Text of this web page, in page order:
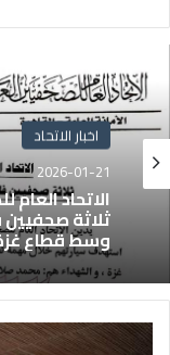
اخبار الاتحاد
2026-01-21
الاتحاد
ثلاثة
وسط قطاع